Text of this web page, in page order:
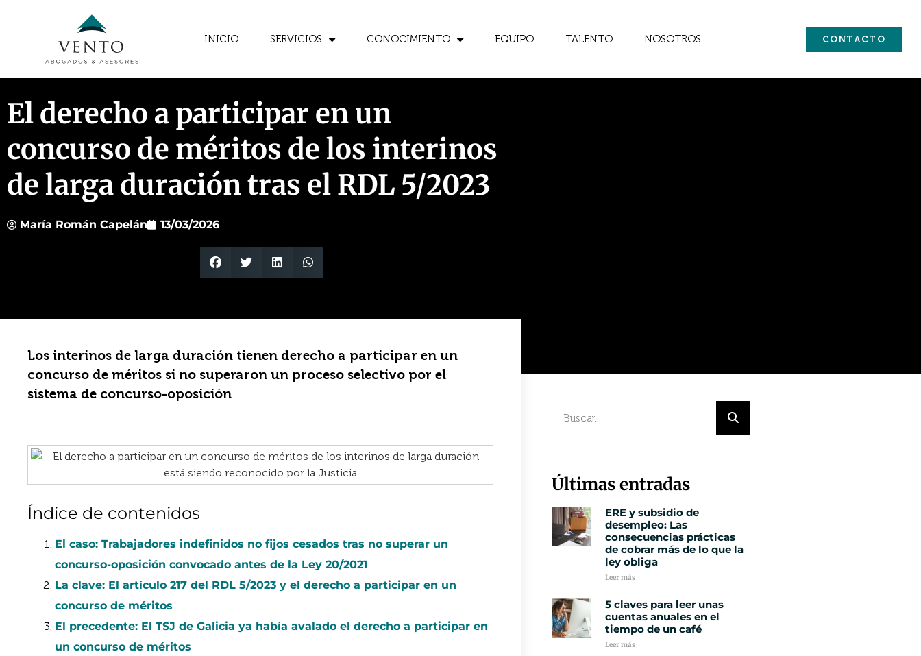
INICIO SERVICIOS CONOCIMIENTO EQUIPO TALENTO NOSOTROS CONTACTO
El derecho a participar en un
concurso de méritos de los interinos
de larga duración tras el RDL 5/2023
María Román Capelán 13/03/2026
Los interinos de larga duración tienen derecho a participar en un
concurso de méritos si no superaron un proceso selectivo por el
sistema de concurso-oposición
Índice de contenidos
El caso: Trabajadores indefinidos no fijos cesados tras no superar un
concurso-oposición convocado antes de la Ley 20/2021
La clave: El artículo 217 del RDL 5/2023 y el derecho a participar en un
concurso de méritos
El precedente: El TSJ de Galicia ya había avalado el derecho a participar en
un concurso de méritos
Últimas entradas
ERE y subsidio de
desempleo: Las
consecuencias prácticas
de cobrar más de lo que la
ley obliga
Leer más
5 claves para leer unas
cuentas anuales en el
tiempo de un café
Leer más